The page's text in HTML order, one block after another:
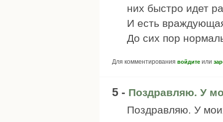
них быстро идет
И есть
До сих пор
Для комментирования войдите или
5 - Поздравляю. У
Поздравляю. У